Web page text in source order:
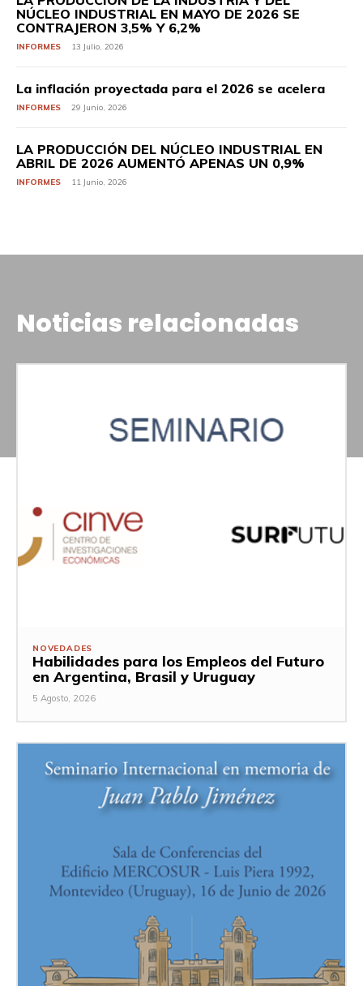
NÚCLEO INDUSTRIAL EN MAYO DE 2026 SE
CONTRAJERON 3,5% Y 6,2%
INFORMES 13 Julio, 2026
La inflación proyectada para el 2026 se acelera
INFORMES 29 Junio, 2026
LA PRODUCCIÓN DEL NÚCLEO INDUSTRIAL EN
ABRIL DE 2026 AUMENTÓ APENAS UN 0,9%
INFORMES 11 Junio, 2026
Noticias relacionadas
NOVEDADES
Habilidades para los Empleos del Futuro
en Argentina, Brasil y Uruguay
5 Agosto, 2026